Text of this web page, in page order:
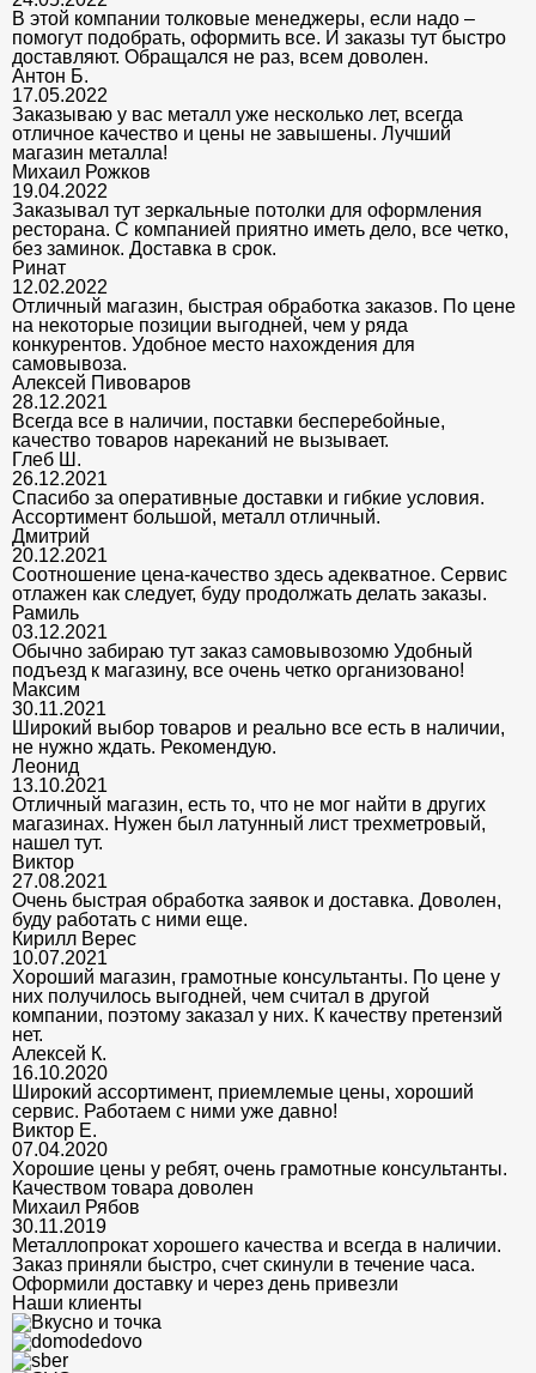
В этой компании толковые менеджеры, если надо –
помогут подобрать, оформить все. И заказы тут быстро
доставляют. Обращался не раз, всем доволен.
Антон Б.
17.05.2022
Заказываю у вас металл уже несколько лет, всегда
отличное качество и цены не завышены. Лучший
магазин металла!
Михаил Рожков
19.04.2022
Заказывал тут зеркальные потолки для оформления
ресторана. С компанией приятно иметь дело, все четко,
без заминок. Доставка в срок.
Ринат
12.02.2022
Отличный магазин, быстрая обработка заказов. По цене
на некоторые позиции выгодней, чем у ряда
конкурентов. Удобное место нахождения для
самовывоза.
Алексей Пивоваров
28.12.2021
Всегда все в наличии, поставки бесперебойные,
качество товаров нареканий не вызывает.
Глеб Ш.
26.12.2021
Спасибо за оперативные доставки и гибкие условия.
Ассортимент большой, металл отличный.
Дмитрий
20.12.2021
Соотношение цена-качество здесь адекватное. Сервис
отлажен как следует, буду продолжать делать заказы.
Рамиль
03.12.2021
Обычно забираю тут заказ самовывозомю Удобный
подъезд к магазину, все очень четко организовано!
Максим
30.11.2021
Широкий выбор товаров и реально все есть в наличии,
не нужно ждать. Рекомендую.
Леонид
13.10.2021
Отличный магазин, есть то, что не мог найти в других
магазинах. Нужен был латунный лист трехметровый,
нашел тут.
Виктор
27.08.2021
Очень быстрая обработка заявок и доставка. Доволен,
буду работать с ними еще.
Кирилл Верес
10.07.2021
Хороший магазин, грамотные консультанты. По цене у
них получилось выгодней, чем считал в другой
компании, поэтому заказал у них. К качеству претензий
нет.
Алексей К.
16.10.2020
Широкий ассортимент, приемлемые цены, хороший
сервис. Работаем с ними уже давно!
Виктор Е.
07.04.2020
Хорошие цены у ребят, очень грамотные консультанты.
Качеством товара доволен
Михаил Рябов
30.11.2019
Металлопрокат хорошего качества и всегда в наличии.
Заказ приняли быстро, счет скинули в течение часа.
Оформили доставку и через день привезли
Наши клиенты